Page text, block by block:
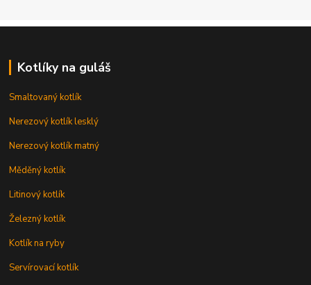
Kotlíky na guláš
Smaltovaný kotlík
Nerezový kotlík lesklý
Nerezový kotlík matný
Měděný kotlík
Litinový kotlík
Železný kotlík
Kotlík na ryby
Servírovací kotlík